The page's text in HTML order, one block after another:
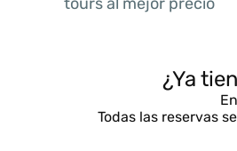
¿Ya
Todas las reservas